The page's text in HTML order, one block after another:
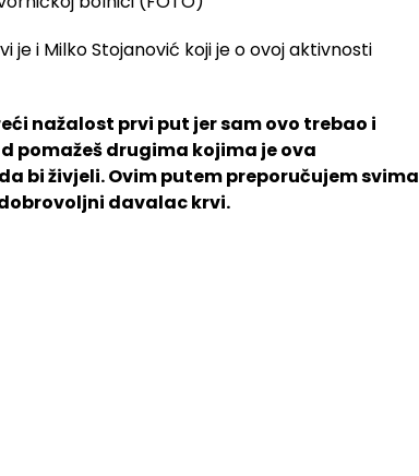
i Milko Stojanović koji je o ovoj aktivnosti
nažalost prvi put jer sam ovo trebao i
pomažeš drugima kojima je ova
bi živjeli. Ovim putem preporučujem svima
davalac krvi.